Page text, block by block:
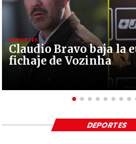
Claudio Bravo baja la
fichaje de Vozinha
DEPORTES
DEPORTES